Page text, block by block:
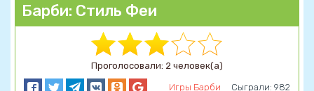
Барби: Стиль Феи
Проголосовали: 2 человек(а)
Игры Барби Сыграли: 982